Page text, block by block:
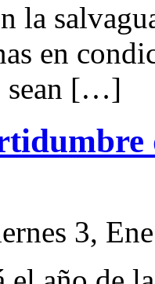
la
en
sean […]
3,